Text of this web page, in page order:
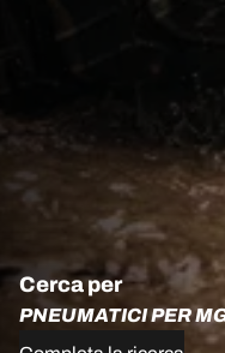
Cerca per
PNEUMATICI PER